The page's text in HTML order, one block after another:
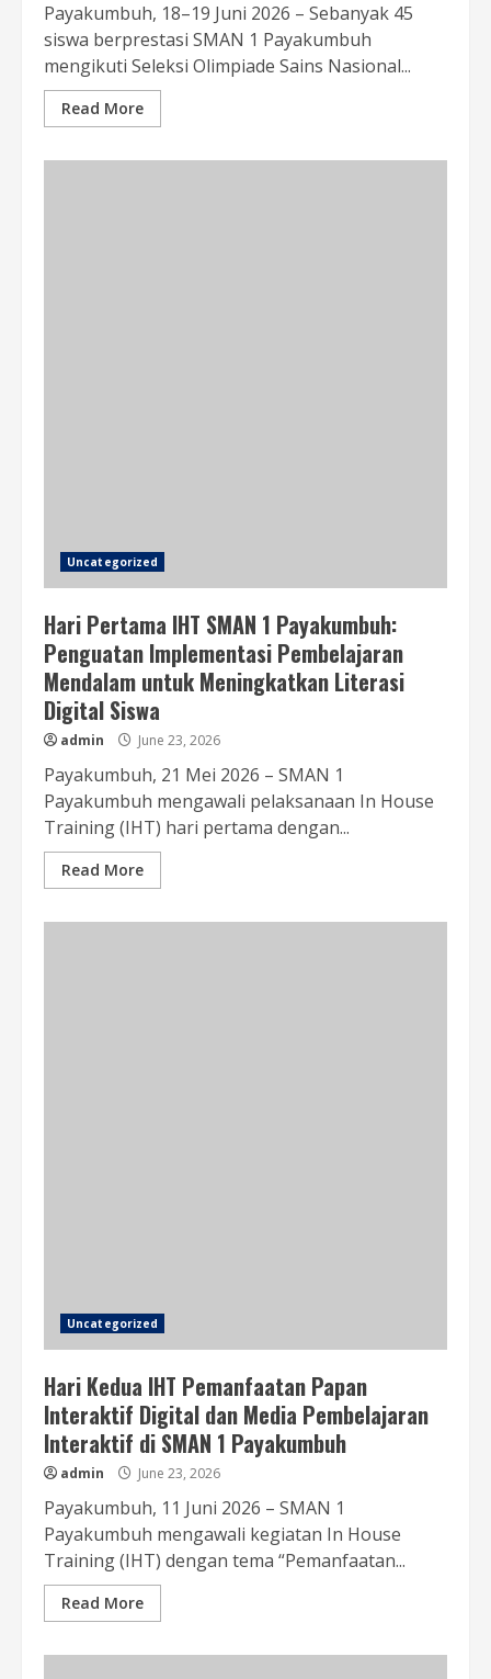
Payakumbuh, 18–19 Juni 2026 – Sebanyak 45
siswa berprestasi SMAN 1 Payakumbuh
mengikuti Seleksi Olimpiade Sains Nasional...
Read More
Uncategorized
Hari Pertama IHT SMAN 1 Payakumbuh:
Penguatan Implementasi Pembelajaran
Mendalam untuk Meningkatkan Literasi
Digital Siswa
admin June 23, 2026
Payakumbuh, 21 Mei 2026 – SMAN 1
Payakumbuh mengawali pelaksanaan In House
Training (IHT) hari pertama dengan...
Read More
Uncategorized
Hari Kedua IHT Pemanfaatan Papan
Interaktif Digital dan Media Pembelajaran
Interaktif di SMAN 1 Payakumbuh
admin June 23, 2026
Payakumbuh, 11 Juni 2026 – SMAN 1
Payakumbuh mengawali kegiatan In House
Training (IHT) dengan tema “Pemanfaatan...
Read More